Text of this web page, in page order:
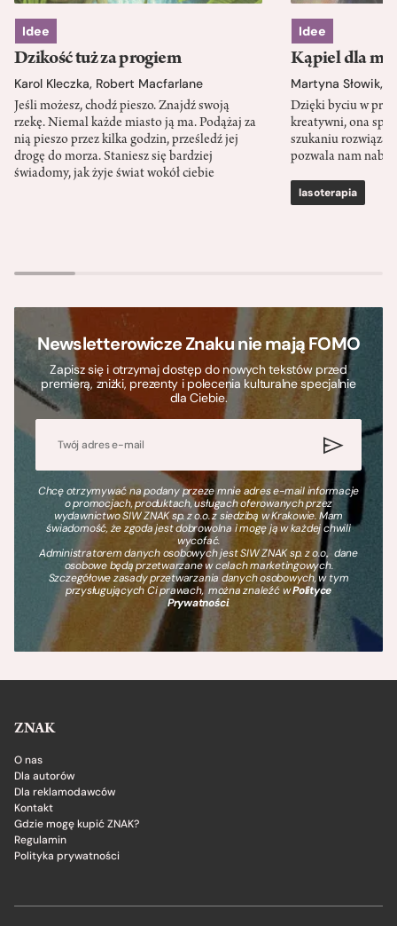
Idee
Dzikość tuż za progiem
Karol Kleczka, Robert Macfarlane
Jeśli możesz, chodź pieszo. Znajdź swoją
rzekę. Niemal każde miasto ją ma. Podążaj za
nią pieszo przez kilka godzin, prześledź jej
drogę do morza. Staniesz się bardziej
świadomy, jak żyje świat wokół ciebie
Idee
Kąpiel dla
Martyna Słowik,
Dzięki byciu w
kreatywni, ona
szukaniu
pozwala nam
lasoterapia
Newsletterowicze Znaku nie mają FOMO
Zapisz się i otrzymaj dostęp do nowych tekstów przed
premierą, zniżki, prezenty i polecenia kulturalne specjalnie
dla Ciebie.
Chcę otrzymywać na podany przeze mnie adres e-mail informacje
o promocjach, produktach, usługach oferowanych przez
wydawnictwo SIW ZNAK sp. z o.o. z siedzibą w Krakowie. Mam
świadomość, że zgoda jest dobrowolna i mogę ją w każdej chwili
wycofać.
Administratorem danych osobowych jest SIW ZNAK sp. z o.o., dane
osobowe będą przetwarzane w celach marketingowych.
Szczegółowe zasady przetwarzania danych osobowych, w tym
przysługujących Ci prawach, można znaleźć wPolityce
Prywatności.
ZNAK
O nas
Dla autorów
Dla reklamodawców
Kontakt
Gdzie mogę kupić ZNAK?
Regulamin
Polityka prywatności